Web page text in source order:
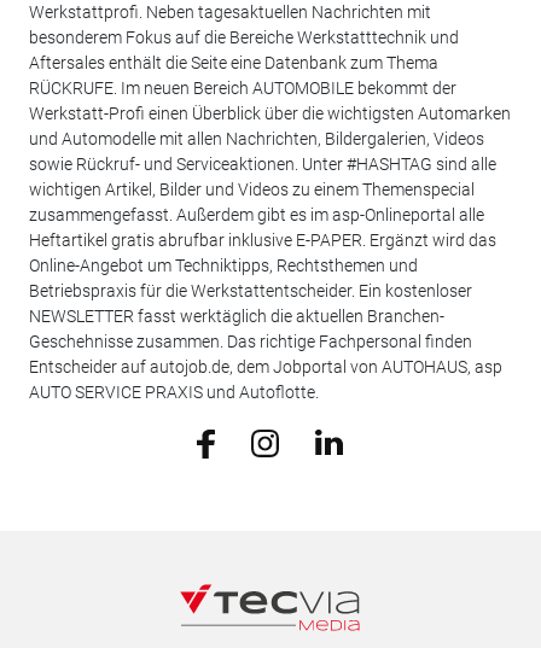
Werkstattprofi. Neben tagesaktuellen Nachrichten mit
besonderem Fokus auf die Bereiche Werkstatttechnik und
Aftersales enthält die Seite eine Datenbank zum Thema
RÜCKRUFE. Im neuen Bereich AUTOMOBILE bekommt der
Werkstatt-Profi einen Überblick über die wichtigsten Automarken
und Automodelle mit allen Nachrichten, Bildergalerien, Videos
sowie Rückruf- und Serviceaktionen. Unter #HASHTAG sind alle
wichtigen Artikel, Bilder und Videos zu einem Themenspecial
zusammengefasst. Außerdem gibt es im asp-Onlineportal alle
Heftartikel gratis abrufbar inklusive E-PAPER. Ergänzt wird das
Online-Angebot um Techniktipps, Rechtsthemen und
Betriebspraxis für die Werkstattentscheider. Ein kostenloser
NEWSLETTER fasst werktäglich die aktuellen Branchen-
Geschehnisse zusammen. Das richtige Fachpersonal finden
Entscheider auf autojob.de, dem Jobportal von AUTOHAUS, asp
AUTO SERVICE PRAXIS und Autoflotte.